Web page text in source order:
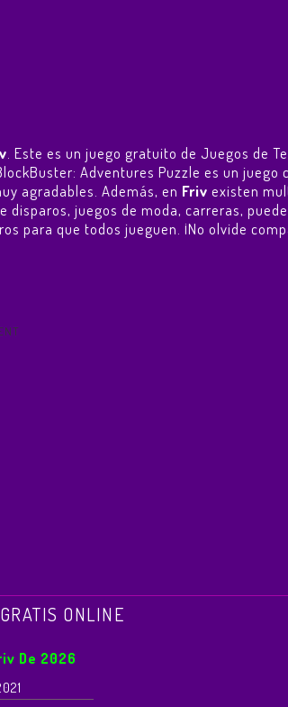
. Este es un juego gratuito de Juegos de
Adventures Puzzle es un juego
agradables. Además, en Friv existen
juegos de moda, carreras,
para que todos jueguen. ¡No olvide
ONLINE
De 2026